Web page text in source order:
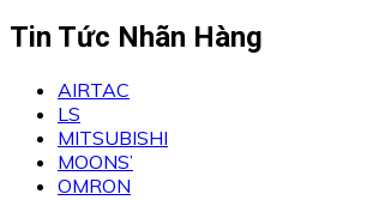
Tin Tức Nhãn Hàng
AIRTAC
LS
MITSUBISHI
MOONS’
OMRON